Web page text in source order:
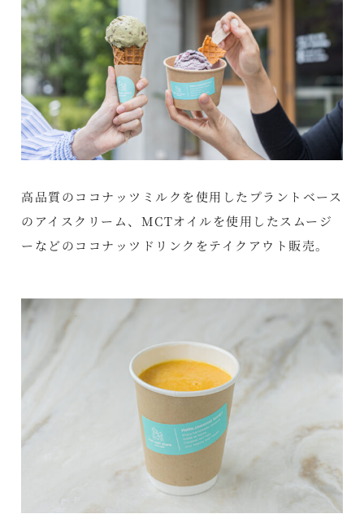
高品質のココナッツミルクを使用したプラントベース
のアイスクリーム、MCTオイルを使用したスムージ
ーなどのココナッツドリンクをテイクアウト販売。